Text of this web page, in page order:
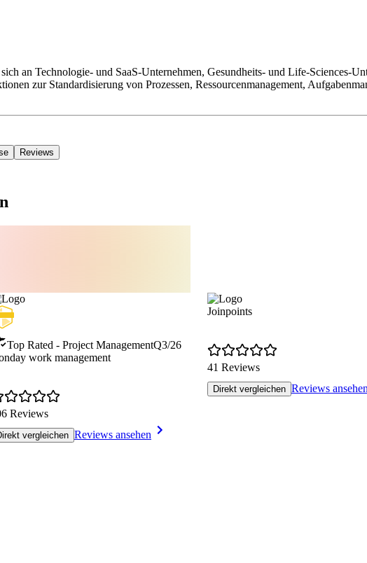
an Technologie- und SaaS-Unternehmen, Gesundheits- und Life-Sciences-
zur Standardisierung von Prozessen, Ressourcenmanagement,
Reviews
Top Rated - Project ManagementQ3/26
work management
Reviews
vergleichen Reviews ansehen
Joinpoints
41 Reviews
Direkt vergleichen Reviews ansehen